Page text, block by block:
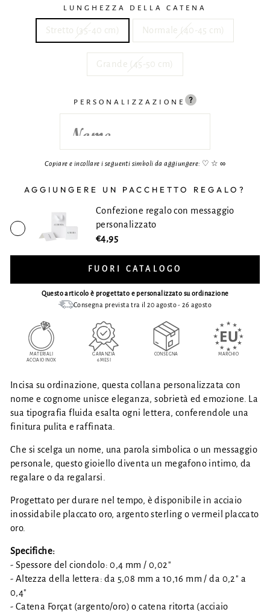
LUNGHEZZA DELLA CATENA
Stretto (35-40 cm) Normale (40-45 cm)
Grande (45-50 cm)
PERSONALIZZAZIONE
Copiare e incollare i seguenti simboli da aggiungere: ♡ ☆ ∞
AGGIUNGERE UN PACCHETTO REGALO?
Confezione regalo con messaggio
personalizzato
€4,95
FUORI CATALOGO
Questo articolo è progettato e personalizzato su ordinazione
Consegna prevista tra il 20 agosto - 26 agosto
MATERIALI
ACCIAIO INOX
GARANZIA
6 MESI
CONSEGNA MARCHIO
Incisa su ordinazione, questa collana personalizzata con
nome e cognome unisce eleganza, sobrietà ed emozione. La
sua tipografia fluida esalta ogni lettera, conferendole una
finitura pulita e raffinata.
Che si scelga un nome, una parola simbolica o un messaggio
personale, questo gioiello diventa un megafono intimo, da
regalare o da regalarsi.
Progettato per durare nel tempo, è disponibile in acciaio
inossidabile placcato oro, argento sterling o vermeil placcato
oro.
Specifiche:
- Spessore del ciondolo: 0,4 mm / 0,02"
- Altezza della lettera: da 5,08 mm a 10,16 mm / da 0,2" a
0,4"
- Catena Forçat (argento/oro) o catena ritorta (acciaio